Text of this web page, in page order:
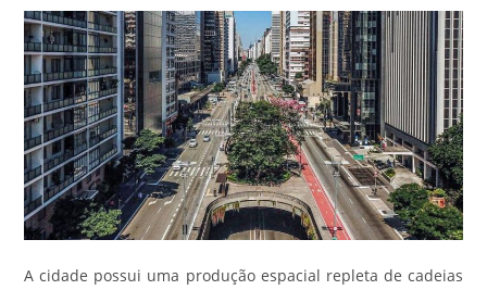
A cidade possui uma produção espacial repleta de cadeias